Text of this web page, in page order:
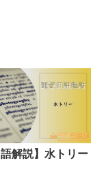
語解説】水トリー